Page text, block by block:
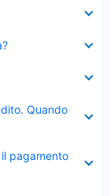
Quando
pagamento